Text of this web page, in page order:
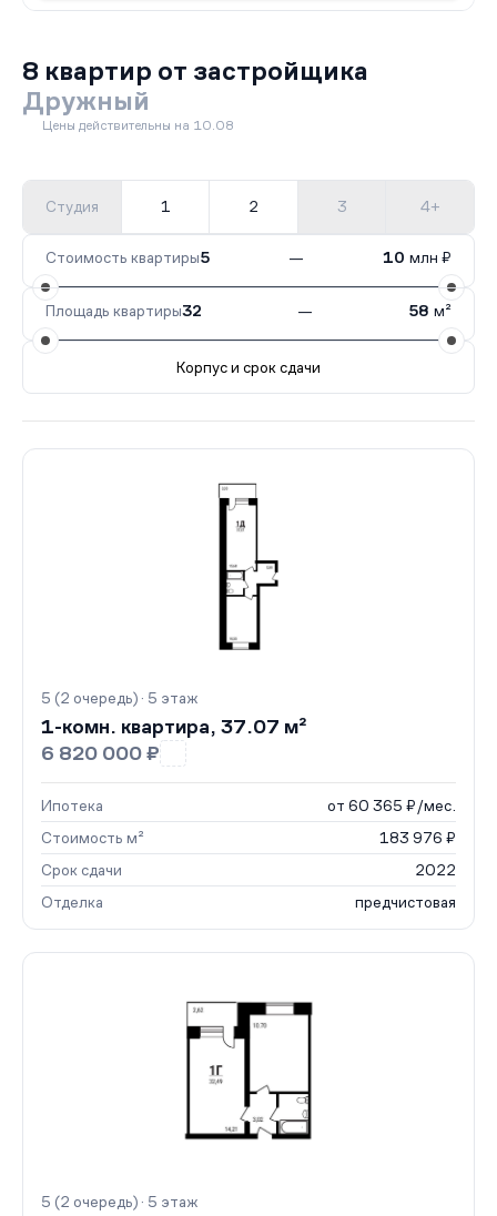
8 квартир от застройщика
Дружный
Цены действительны на 10.08
Студия 1 2 3 4+
Стоимость квартиры5 — 10 млн ₽
Площадь квартиры32 — 58 м²
Корпус и срок сдачи
5 (2 очередь)5 кв.
5 (2 очередь) · 5 этаж
1-комн. квартира, 37.07 м²
6 820 000 ₽
Ипотека
от 60 365 ₽/мес.
Стоимость м²
183 976 ₽
Срок сдачи
2022
Отделка
предчистовая
5 (2 очередь) · 5 этаж